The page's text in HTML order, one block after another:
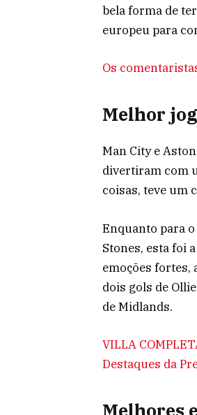
bela forma de
europeu para
Os
Melhor
Man City e
divertiram com
coisas, teve um
Enquanto para
Stones, esta foi
emoções fortes,
dois gols de
de Midlands.
VILLA
Destaques da